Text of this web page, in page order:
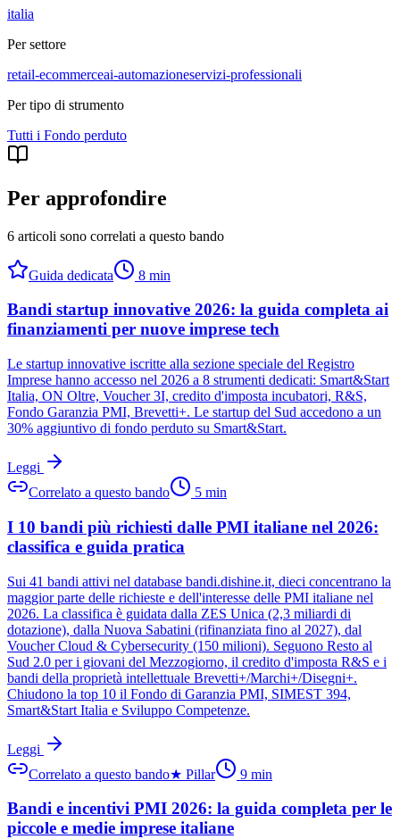
italia
Per settore
retail-ecommerceai-automazioneservizi-professionali
Per tipo di strumento
Tutti i Fondo perduto
Per approfondire
6 articoli sono correlati a questo bando
Guida dedicata 8 min
Bandi startup innovative 2026: la guida completa ai
finanziamenti per nuove imprese tech
Le startup innovative iscritte alla sezione speciale del Registro
Imprese hanno accesso nel 2026 a 8 strumenti dedicati: Smart&Start
Italia, ON Oltre, Voucher 3I, credito d'imposta incubatori, R&S,
Fondo Garanzia PMI, Brevetti+. Le startup del Sud accedono a un
30% aggiuntivo di fondo perduto su Smart&Start.
Leggi
Correlato a questo bando
5 min
I 10 bandi più richiesti dalle PMI italiane nel 2026:
classifica e guida pratica
Sui 41 bandi attivi nel database bandi.dishine.it, dieci concentrano la
maggior parte delle richieste e dell'interesse delle PMI italiane nel
2026. La classifica è guidata dalla ZES Unica (2,3 miliardi di
dotazione), dalla Nuova Sabatini (rifinanziata fino al 2027), dal
Voucher Cloud & Cybersecurity (150 milioni). Seguono Resto al
Sud 2.0 per i giovani del Mezzogiorno, il credito d'imposta R&S e i
bandi della proprietà intellettuale Brevetti+/Marchi+/Disegni+.
Chiudono la top 10 il Fondo di Garanzia PMI, SIMEST 394,
Smart&Start Italia e Sviluppo Competenze.
Leggi
Correlato a questo bando★ Pillar 9 min
Bandi e incentivi PMI 2026: la guida completa per le
piccole e medie imprese italiane